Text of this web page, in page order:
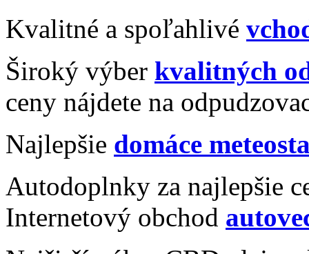
Kvalitné a spoľahlivé
Široký výber kvalitných
ceny nájdete na
Najlepšie domáce
Autodoplnky za najlepšie
Internetový obchod